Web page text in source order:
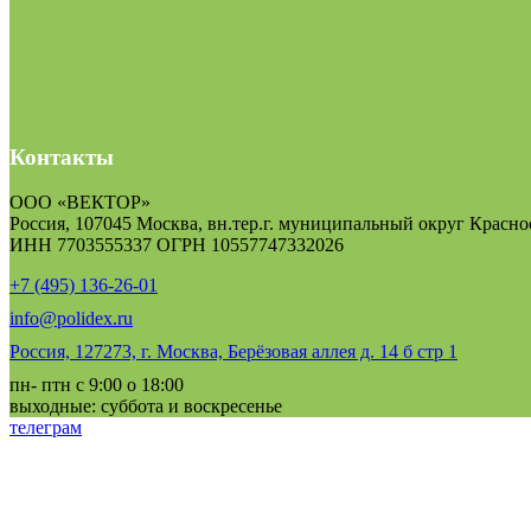
Контакты
ООО «ВЕКТОР»
Россия, 107045 Москва, вн.тер.г. муниципальный округ
ИНН 7703555337 ОГРН 10557747332026
+7 (495) 136-26-01
info@polidex.ru
Россия, 127273, г. Москва, Берёзовая аллея д. 14 б стр 1
пн- птн с 9:00 о 18:00
выходные: суббота и воскресенье
телеграм